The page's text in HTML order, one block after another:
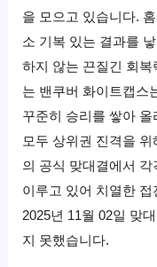
을 모으고 있습니다.
소 기복 있는 결과를
하지 않는 끈질긴 회
는 밴쿠버 화이트캡스
꾸준히 승리를 쌓아
모두 상위권 진격을
의 공식 맞대결에서
이루고 있어 치열한
2025년 11월 02일 맞
지 못했습니다.